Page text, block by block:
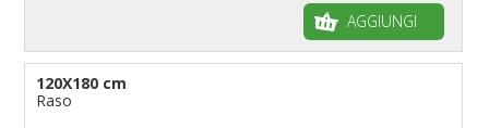
AGGIUNGI
120X180 cm
Raso